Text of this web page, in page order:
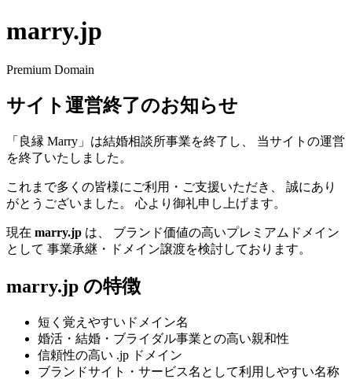
marry.jp
Premium Domain
サイト運営終了のお知らせ
「良縁 Marry」は結婚相談所事業を終了し、 当サイトの運営
を終了いたしました。
これまで多くの皆様にご利用・ご支援いただき、 誠にあり
がとうございました。 心より御礼申し上げます。
現在 marry.jp は、 ブランド価値の高いプレミアムドメイン
として 事業承継・ドメイン譲渡を検討しております。
marry.jp の特徴
短く覚えやすいドメイン名
婚活・結婚・ブライダル事業との高い親和性
信頼性の高い .jp ドメイン
ブランドサイト・サービス名として利用しやすい名称